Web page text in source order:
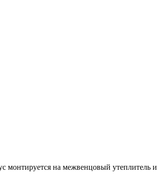
монтируется на межвенцовый утеплитель